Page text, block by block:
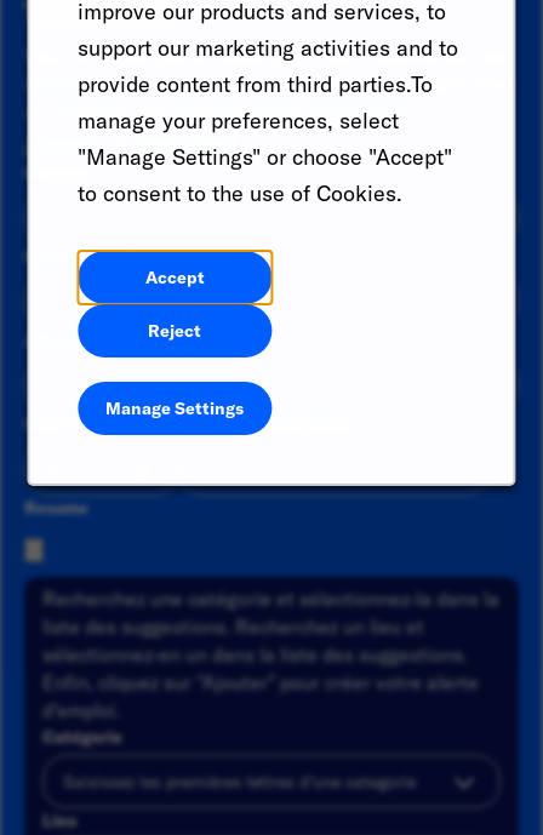
improve our products and services, to
support our marketing activities and to
provide content from third parties.To
manage your preferences, select
"Manage Settings" or choose "Accept"
to consent to the use of Cookies.
Accept
Reject
Manage Settings
Vous ne voyez pas de poste pour vous ? Soumettez vos
informations pour qu'elles soient prises en compte pour
un rôle futur dès qu'elles seront disponibles.
Already a member?
Nom de famille*
Adresse email
Code du pays Numéro de téléphone
Resume
Recherchez une catégorie et sélectionnez-la dans la
liste des suggestions. Recherchez un lieu et
sélectionnez-en un dans la liste des suggestions.
Enfin, cliquez sur "Ajouter" pour créer votre alerte
d'emploi.
Catégorie
Lieu